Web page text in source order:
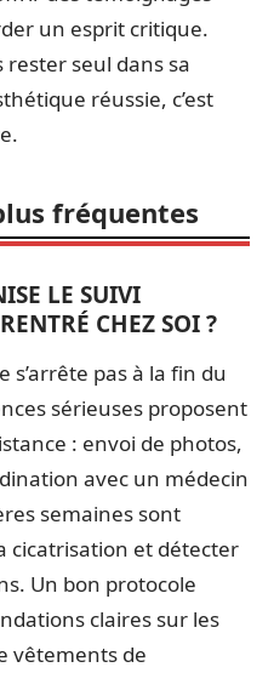
un esprit critique.
rester seul dans sa
réussie, c’est
fréquentes
LE SUIVI
CHEZ SOI ?
s’arrête pas à la fin du
sérieuses proposent
: envoi de photos,
avec un médecin
semaines sont
cicatrisation et détecter
Un bon protocole
claires sur les
vêtements de